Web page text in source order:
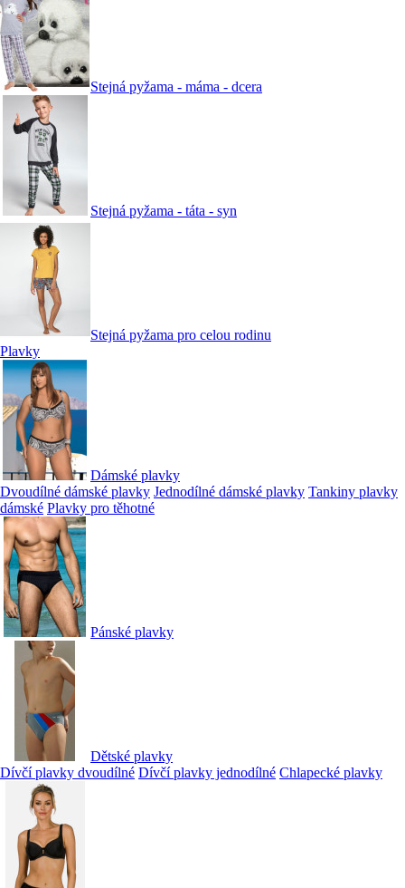
Stejná pyžama - máma - dcera
Stejná pyžama - táta - syn
Stejná pyžama pro celou rodinu
Plavky
Dámské plavky
Dvoudílné dámské plavky Jednodílné dámské plavky Tankiny plavky
dámské Plavky pro těhotné
Pánské plavky
Dětské plavky
Dívčí plavky dvoudílné Dívčí plavky jednodílné Chlapecké plavky